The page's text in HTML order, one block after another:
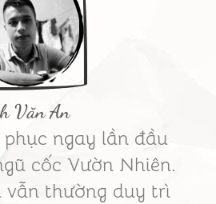
Văn An
ngay lần đầu
cốc Vườn Nhiên.
vẫn thường duy trì